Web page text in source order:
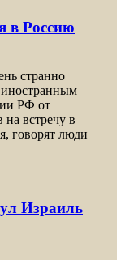
в Россию
странно
РФ от
на встречу в
говорят люди
Израиль